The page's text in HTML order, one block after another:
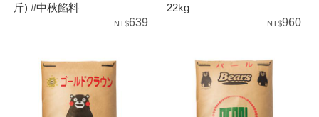
斤) #中秋餡料
639
22kg
960